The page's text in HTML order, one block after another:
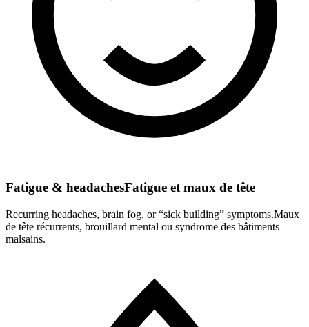
Fatigue & headachesFatigue et maux de tête
Recurring headaches, brain fog, or “sick building” symptoms.Maux
de tête récurrents, brouillard mental ou syndrome des bâtiments
malsains.